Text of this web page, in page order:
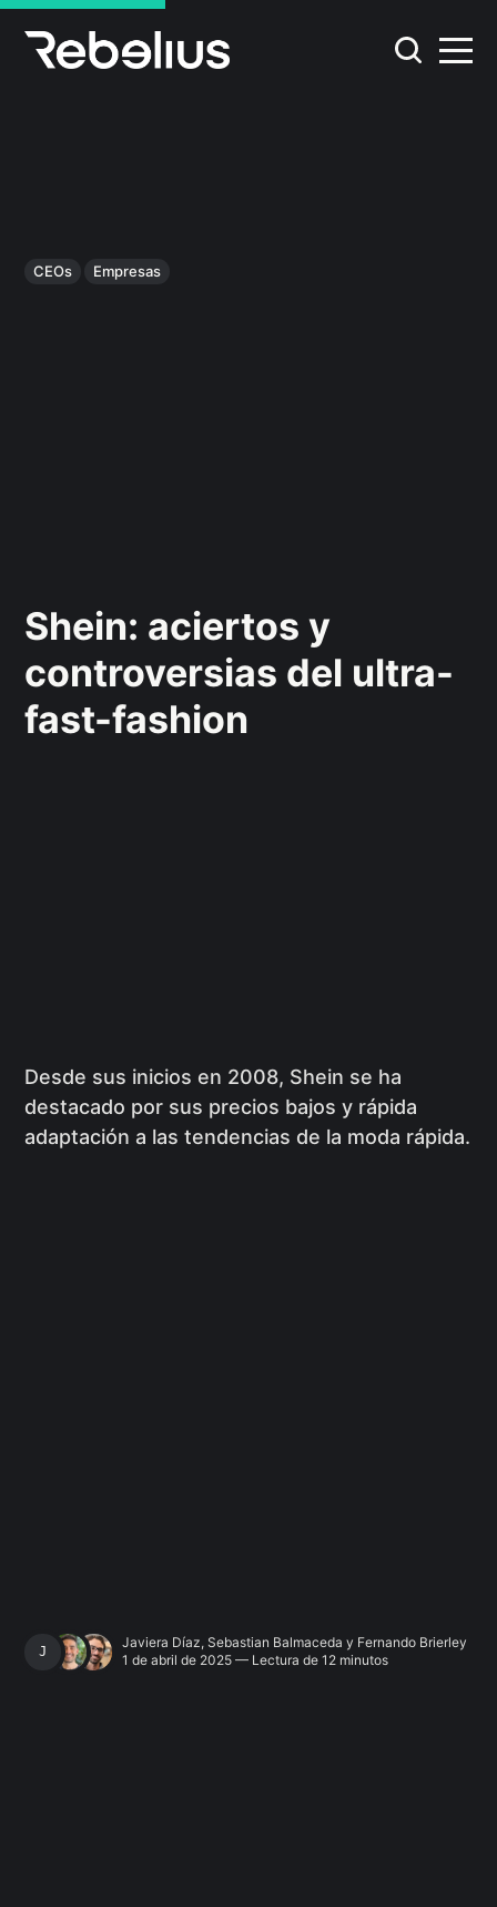
CEOs Empresas
Shein: aciertos y
controversias del ultra-
fast-fashion
Desde sus inicios en 2008, Shein se ha
destacado por sus precios bajos y rápida
adaptación a las tendencias de la moda rápida.
JAVIERA DÍAZ
Javiera Díaz,Sebastian Balmaceda y Fernando Brierley
1 de abril de 2025 — Lectura de 12 minutos